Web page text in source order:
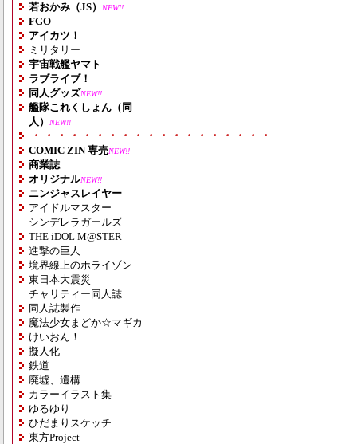
若おかみ（JS） NEW!!
FGO
アイカツ！
ミリタリー
宇宙戦艦ヤマト
ラブライブ！
同人グッズNEW!!
艦隊これくしょん（同
人）
NEW!!
・・・・・・・・・・・・・・・・・・・
COMIC ZIN 専売NEW!!
商業誌
オリジナルNEW!!
ニンジャスレイヤー
アイドルマスター
シンデレラガールズ
THE iDOL M@STER
進撃の巨人
境界線上のホライゾン
東日本大震災
チャリティー同人誌
同人誌製作
魔法少女まどか☆マギカ
けいおん！
擬人化
鉄道
廃墟、遺構
カラーイラスト集
ゆるゆり
ひだまりスケッチ
東方Project